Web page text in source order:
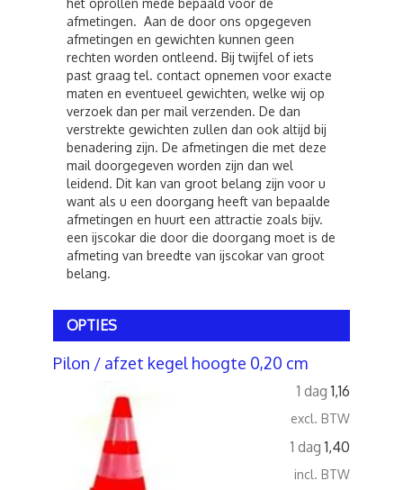
het oprollen mede bepaald voor de
afmetingen. Aan de door ons opgegeven
afmetingen en gewichten kunnen geen
rechten worden ontleend. Bij twijfel of iets
past graag tel. contact opnemen voor exacte
maten en eventueel gewichten, welke wij op
verzoek dan per mail verzenden. De dan
verstrekte gewichten zullen dan ook altijd bij
benadering zijn. De afmetingen die met deze
mail doorgegeven worden zijn dan wel
leidend. Dit kan van groot belang zijn voor u
want als u een doorgang heeft van bepaalde
afmetingen en huurt een attractie zoals bijv.
een ijscokar die door die doorgang moet is de
afmeting van breedte van ijscokar van groot
belang.
OPTIES
Pilon / afzet kegel hoogte 0,20 cm
1 dag 1,16
excl. BTW
1 dag 1,40
incl. BTW